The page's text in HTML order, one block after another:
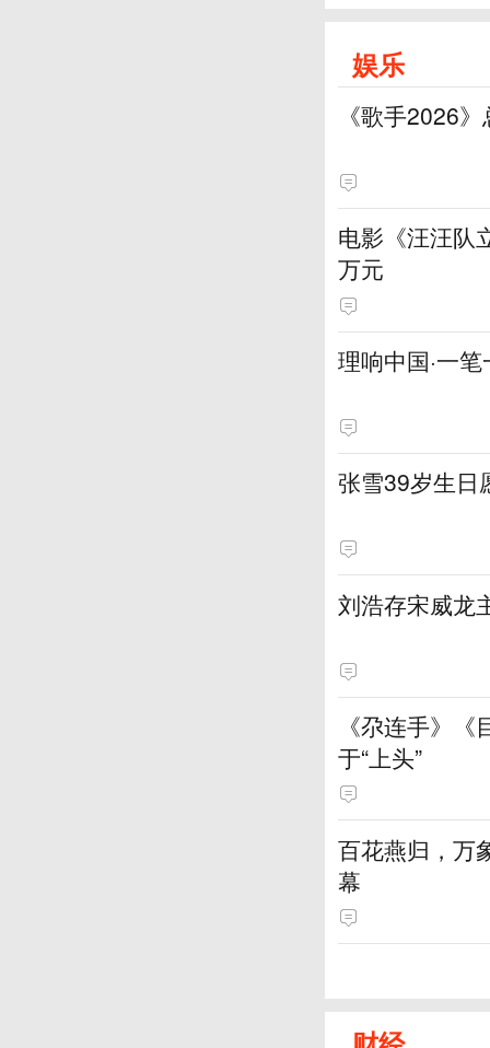
娱乐
《歌手2026
电影《汪汪队
万元
理响中国·一
张雪39岁生日
刘浩存宋威龙
《尕连手》
于“上头”
百花燕归，万
幕